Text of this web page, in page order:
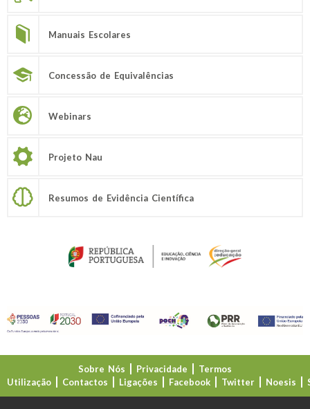
Manuais Escolares
Concessão de Equivalências
Webinars
Projeto Nau
Resumos de Evidência Científica
Sobre Nós Privacidade
Termos
Utilização
Contactos Ligações Facebook Twitter Noesis